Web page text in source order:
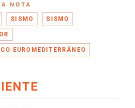
NOTA
SISMO SISMO
EUROMEDITERRÁNEO